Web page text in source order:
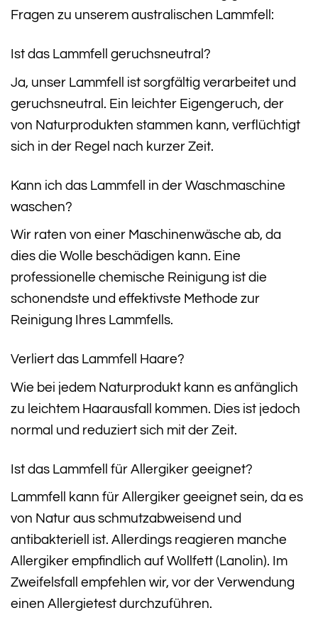
Fragen zu unserem australischen Lammfell:
Ist das Lammfell geruchsneutral?
Ja, unser Lammfell ist sorgfältig verarbeitet und
geruchsneutral. Ein leichter Eigengeruch, der
von Naturprodukten stammen kann, verflüchtigt
sich in der Regel nach kurzer Zeit.
Kann ich das Lammfell in der Waschmaschine
waschen?
Wir raten von einer Maschinenwäsche ab, da
dies die Wolle beschädigen kann. Eine
professionelle chemische Reinigung ist die
schonendste und effektivste Methode zur
Reinigung Ihres Lammfells.
Verliert das Lammfell Haare?
Wie bei jedem Naturprodukt kann es anfänglich
zu leichtem Haarausfall kommen. Dies ist jedoch
normal und reduziert sich mit der Zeit.
Ist das Lammfell für Allergiker geeignet?
Lammfell kann für Allergiker geeignet sein, da es
von Natur aus schmutzabweisend und
antibakteriell ist. Allerdings reagieren manche
Allergiker empfindlich auf Wollfett (Lanolin). Im
Zweifelsfall empfehlen wir, vor der Verwendung
einen Allergietest durchzuführen.